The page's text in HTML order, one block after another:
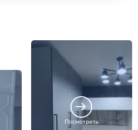
Посмотреть